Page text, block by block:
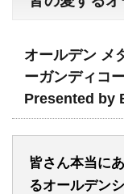
オールデン メ
ーガンディコ
Presented by
皆さん本当に
るオールデン